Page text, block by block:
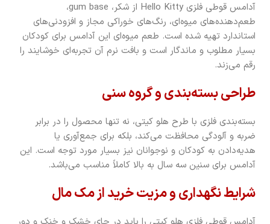
آدامس قوطی فلزی Hello Kitty از شکر، gum base،
طعم‌دهنده‌های میوه‌ای، رنگ‌های خوراکی مجاز و افزودنی‌های
استاندارد تهیه شده است. طعم میوه‌ای این آدامس برای کودکان
بسیار مطلوب و ماندگار است و بافت نرم آن تجربه‌ای خوشایند را
رقم می‌زند.
طراحی بسته‌بندی و گروه سنی
بسته‌بندی فلزی با طرح هلو کیتی، نه تنها محصول را در برابر
ضربه و آلودگی محافظت می‌کند، بلکه برای جمع‌آوری یا
هدیه‌دادن به کودکان و نوجوانان نیز بسیار مورد توجه است. این
آدامس برای سنین سه سال به بالا کاملاً مناسب می‌باشد.
شرایط نگهداری و مزیت خرید از مک مال